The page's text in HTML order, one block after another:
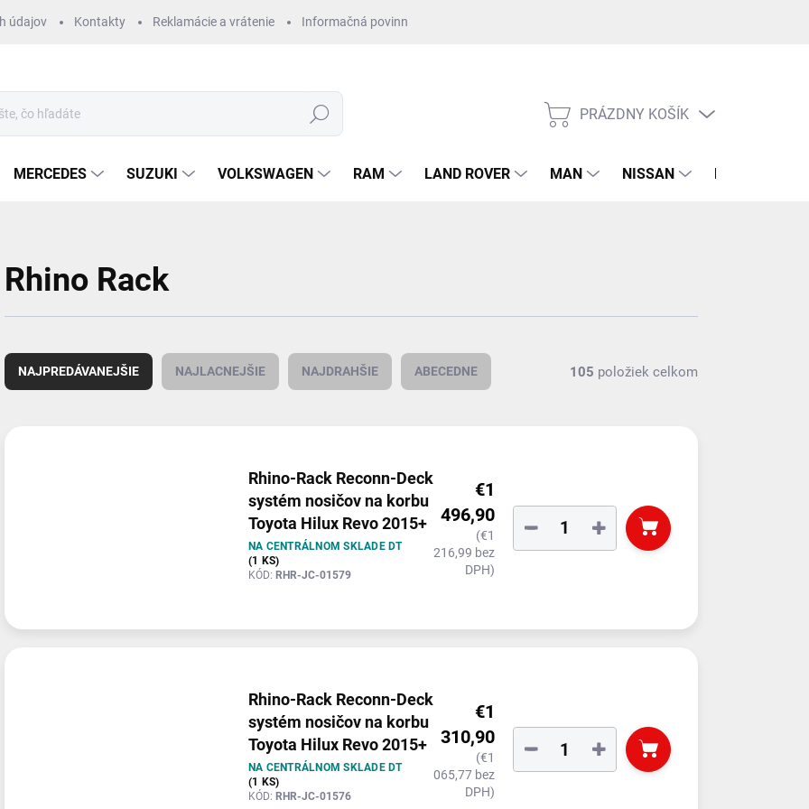
údajov Kontakty Reklamácie a vrátenie Informačná povinnost GDPR ku kontaktnému formuláru
Hľadať
NÁKUPNÝ
PRÁZDNY KOŠÍK
MERCEDES SUZUKI VOLKSWAGEN RAM LAND ROVER MAN NISSAN RENAULT
Rhino Rack
a
d
o
NAJPREDÁVANEJŠIE NAJLACNEJŠIE NAJDRAHŠIE ABECEDNE 105 položiek celkom
k
Rhino-Rack Reconn-Deck
systém nosičov na korbu
Toyota Hilux Revo 2015+
NA CENTRÁLNOM SKLADE DT
(1 KS)
KÓD: RHR-JC-01579
€1
496,90
(€1
216,99 bez
DPH)
+
−
Rhino-Rack Reconn-Deck
systém nosičov na korbu
Toyota Hilux Revo 2015+
NA CENTRÁLNOM SKLADE DT
(1 KS)
KÓD: RHR-JC-01576
€1
310,90
(€1
065,77 bez
DPH)
+
−